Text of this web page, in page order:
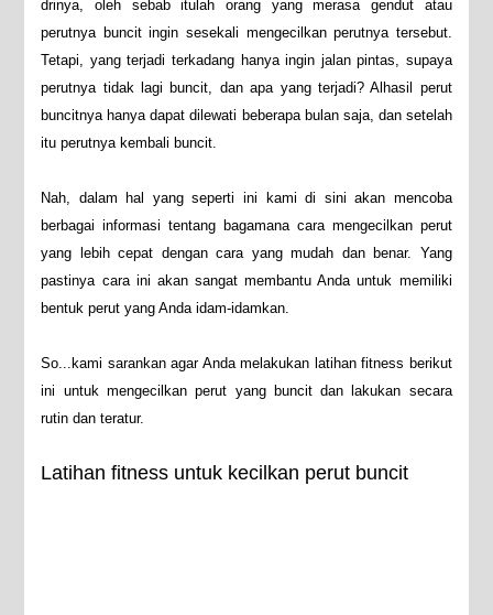
drinya, oleh sebab itulah orang yang merasa gendut atau
perutnya buncit ingin sesekali mengecilkan perutnya tersebut.
Tetapi, yang terjadi terkadang hanya ingin jalan pintas, supaya
perutnya tidak lagi buncit, dan apa yang terjadi? Alhasil perut
buncitnya hanya dapat dilewati beberapa bulan saja, dan setelah
itu perutnya kembali buncit.
Nah, dalam hal yang seperti ini kami di sini akan mencoba
berbagai informasi tentang bagamana cara mengecilkan perut
yang lebih cepat dengan cara yang mudah dan benar. Yang
pastinya cara ini akan sangat membantu Anda untuk memiliki
bentuk perut yang Anda idam-idamkan.
So...kami sarankan agar Anda melakukan latihan fitness berikut
ini untuk mengecilkan perut yang buncit dan lakukan secara
rutin dan teratur.
Latihan fitness untuk kecilkan perut buncit